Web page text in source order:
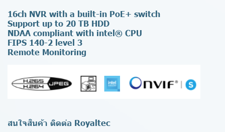
16ch NVR with a built-in PoE+ switch
Support up to 20 TB HDD
NDAA compliant with intel® CPU
FIPS 140-2 level 3
Remote Monitoring
สนใจสินค้า ติดต่อ Royaltec